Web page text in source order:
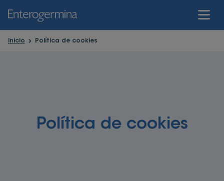
Inicio
Trastornos Intestinales
Inicio Política de cookies
Política de cookies